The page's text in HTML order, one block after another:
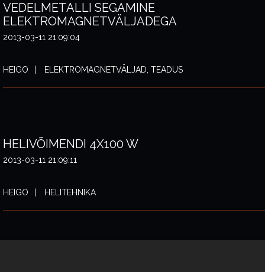
VEDELMETALLI SEGAMINE
ELEKTROMAGNETVÄLJADEGA
2013-03-11 21:09:04
HEIGO ELEKTROMAGNETVÄLJAD, TEADUS
HELIVÕIMENDI 4X100 W
2013-03-11 21:09:11
HEIGO HELITEHNIKA